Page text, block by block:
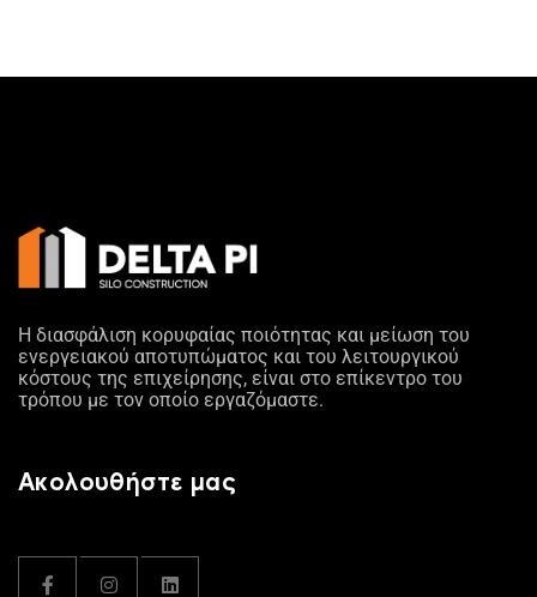
Η διασφάλιση κορυφαίας ποιότητας και μείωση του
ενεργειακού αποτυπώματος και του λειτουργικού
κόστους της επιχείρησης, είναι στο επίκεντρο του
τρόπου με τον οποίο εργαζόμαστε.
Ακολουθήστε μας